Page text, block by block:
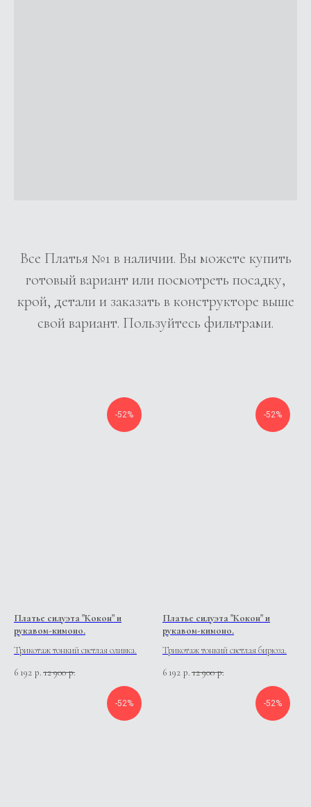
Все Платья №1 в наличии. Вы можете купить
готовый вариант или посмотреть посадку,
крой, детали и заказать в конструкторе выше
свой вариант. Пользуйтесь фильтрами.
-52%
Платье силуэта "Кокон" и
рукавом-кимоно.
Трикотаж тонкий светлая оливка.
6 192 р. 12 900 р.
-52%
Платье силуэта "Кокон" и
рукавом-кимоно.
Трикотаж тонкий светлая бирюза.
6 192 р. 12 900 р.
-52% -52%